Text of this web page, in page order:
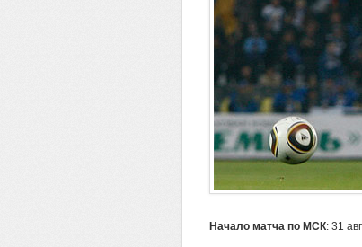
Начало матча по МСК: 31